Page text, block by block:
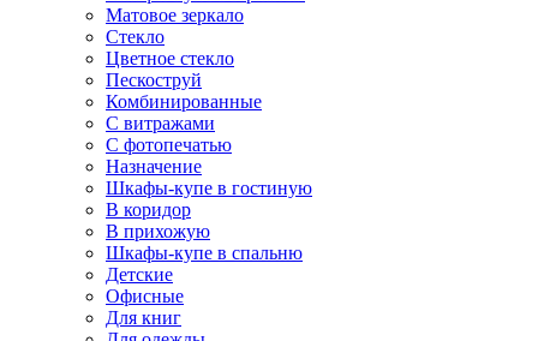
Матовое зеркало
Стекло
Цветное стекло
Пескоструй
Комбинированные
С витражами
С фотопечатью
Назначение
Шкафы-купе в гостиную
В коридор
В прихожую
Шкафы-купе в спальню
Детские
Офисные
Для книг